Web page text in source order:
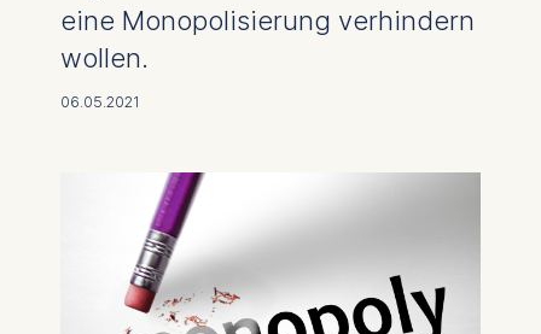
eine Monopolisierung verhindern
wollen.
06.05.2021